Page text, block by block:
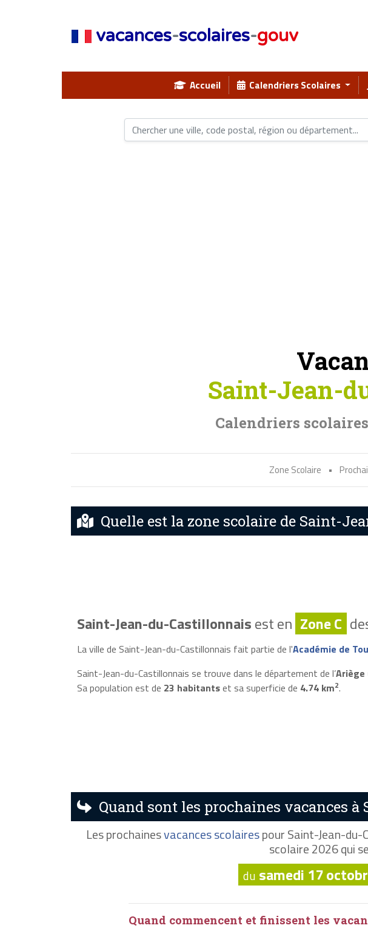
vacances-scolaires-gouv
Accueil Calendriers Scolaires
Saint-Jean-
Calendriers
Zone Scolaire •
Quelle est la zone scolaire de Saint-
Saint-Jean-du-Castillonnaisest en Zone C
La ville de Saint-Jean-du-Castillonnais fait partie de l'Académie de
Saint-Jean-du-Castillonnais se trouve dans le département de l’Ariège
Sa population est de 23 habitantset sa superficie de 4.74 km2.
Quand sont les prochaines vacances
Les prochainesvacances scolairespour Saint-Jean-du-
scolaire 2026 qui
du samedi 17
Quand commencent et finissent les